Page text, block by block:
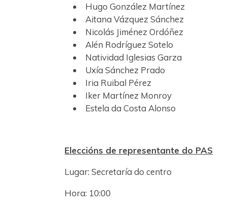
Hugo González Martínez
Aitana Vázquez Sánchez
Nicolás Jiménez Ordóñez
Alén Rodríguez Sotelo
Natividad Iglesias Garza
Uxía Sánchez Prado
Iria Ruibal Pérez
Iker Martínez Monroy
Estela da Costa Alonso
Eleccións de representante do PAS
Lugar: Secretaría do centro
Hora: 10:00